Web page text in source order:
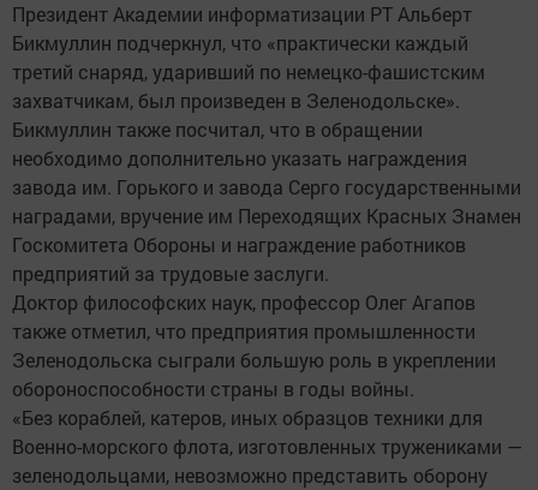
Президент Академии информатизации РТ Альберт
Бикмуллин подчеркнул, что «практически каждый
третий снаряд, ударивший по немецко-фашистским
захватчикам, был произведен в Зеленодольске».
Бикмуллин также посчитал, что в обращении
необходимо дополнительно указать награждения
завода им. Горького и завода Серго государственными
наградами, вручение им Переходящих Красных Знамен
Госкомитета Обороны и награждение работников
предприятий за трудовые заслуги.
Доктор философских наук, профессор Олег Агапов
также отметил, что предприятия промышленности
Зеленодольска сыграли большую роль в укреплении
обороноспособности страны в годы войны.
«Без кораблей, катеров, иных образцов техники для
Военно-морского флота, изготовленных тружениками —
зеленодольцами, невозможно представить оборону